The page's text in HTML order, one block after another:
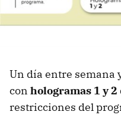
Un día entre semana
con hologramas 1 y 2
restricciones del